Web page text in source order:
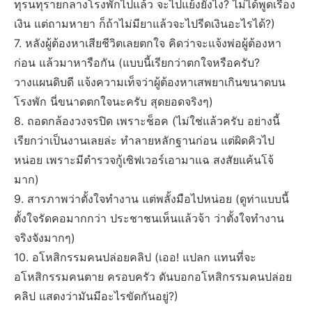
ทุรนทุรายกลางโรงพักไปแล้ว จะไปแย้งยังไง? ไม่ได้พูดเรื่อง
เงิน แต่ถามหายา ก็ถ้าไม่มียาแล้วจะไปรีดเงินอะไรได้?)
7. หลังผู้ต้องหาเสียชีวิตเลยตกใจ คิดว่าจะแจ้งพ่อผู้ต้องหา
ก่อน แล้วมาหารือกัน (แบบนี้เรียกว่าตกใจหรือครับ?
วางแผนดิบดี แจ้งความเท็จว่าผู้ต้องหาเสพยาเกินขนาดบน
โรงพัก นี่ขนาดตกใจนะครับ สุดยอดจริงๆ)
8. ถอดกล้องวงจรปิด เพราะช็อค (ไม่ใช่แล้วครับ อย่างนี้
เรียกว่าเป็นงานเลยล่ะ ทำลายหลักฐานก่อน แต่ผิดคิวไป
หน่อย เพราะมีตำรวจกู้เซิฟเวอร์เอามาแฉ สงสัยแค้นโจ้
มาก)
9. สารภาพว่าตั้งใจทำงาน แต่พลั้งมือไปหน่อย (ดูท่าแบบนี้
ตั้งใจรัดคอมากกว่า ประชาชนเห็นแล้วจ้า ว่าตั้งใจทำงาน
จริงจังมากๆ)
10. อโหสิกรรมคนปล่อยคลิป (เออ! แปลก แทนที่จะ
อโหสิกรรมคนตาย ครอบครัว ดันบอกอโหสิกรรมคนปล่อย
คลิป แสดงว่ามันมีอะไรขัดกันอยู่?)